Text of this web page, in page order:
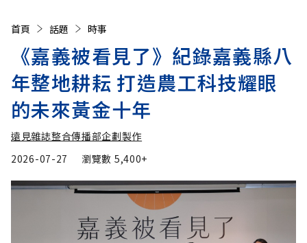
首頁 話題 時事
《嘉義被看見了》紀錄嘉義縣八
年整地耕耘 打造農工科技耀眼
的未來黃金十年
遠見雜誌整合傳播部企劃製作
2026-07-27
瀏覽數 5,400+